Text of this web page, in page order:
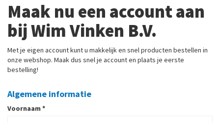
Maak nu een account aan
bij Wim Vinken B.V.
Met je eigen account kunt u makkelijk en snel producten bestellen in
onze webshop. Maak dus snel je account en plaats je eerste
bestelling!
Algemene informatie
Voornaam *